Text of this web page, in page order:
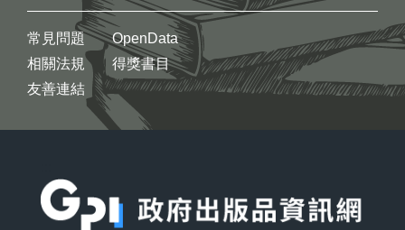
常見問題
相關法規
友善連結
OpenData
得獎書目